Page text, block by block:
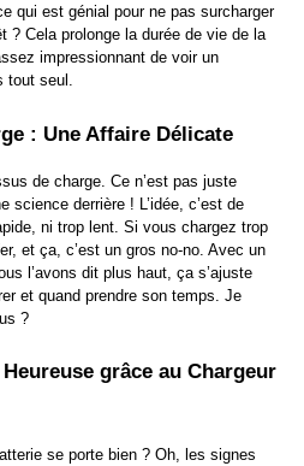
qui est génial pour ne pas surcharger
? Cela prolonge la durée de vie de la
impressionnant de voir un
tout seul.
: Une Affaire Délicate
de charge. Ce n’est pas juste
science derrière ! L’idée, c’est de
ni trop lent. Si vous chargez trop
et ça, c’est un gros no-no. Avec un
l’avons dit plus haut, ça s’ajuste
et quand prendre son temps. Je
?
grâce au Chargeur
se porte bien ? Oh, les signes